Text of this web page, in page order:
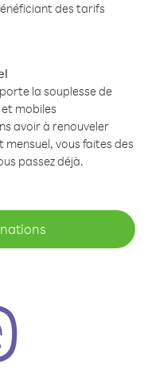
des tarifs
la souplesse de
mobiles
avoir à renouveler
vous faites des
passez déjà.